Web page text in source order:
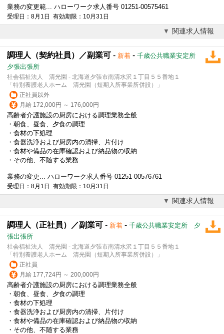
業務の変更範... ハローワーク求人番号 01251-00575461
受理日：8月1日 有効期限：10月31日
関連求人情報
調理人（契約社員）／副業可 - 新着 - 千歳公共職業安定所
夕張出張所
社会福祉法人 清光園 - 北海道夕張市南清水沢１丁目５５番地１
「特別養護老人ホーム 清光園（短期入所事業所併設）」
正社員以外
月給 172,000円 ～ 176,000円
高齢者介護施設の厨房における調理業務全般
・朝食、昼食、夕食の調理
・食材の下処理
・食器洗浄および厨房内の清掃、片付け
・食材や備品の在庫確認および納品物の収納
・その他、不随する業務
業務の変更... ハローワーク求人番号 01251-00576761
受理日：8月1日 有効期限：10月31日
関連求人情報
調理人（正社員）／副業可 - 新着 - 千歳公共職業安定所 夕
張出張所
社会福祉法人 清光園 - 北海道夕張市南清水沢１丁目５５番地１
「特別養護老人ホーム 清光園（短期入所事業所併設）」
正社員
月給 177,724円 ～ 200,000円
高齢者介護施設の厨房における調理業務全般
・朝食、昼食、夕食の調理
・食材の下処理
・食器洗浄および厨房内の清掃、片付け
・食材や備品の在庫確認および納品物の収納
・その他、不随する業務